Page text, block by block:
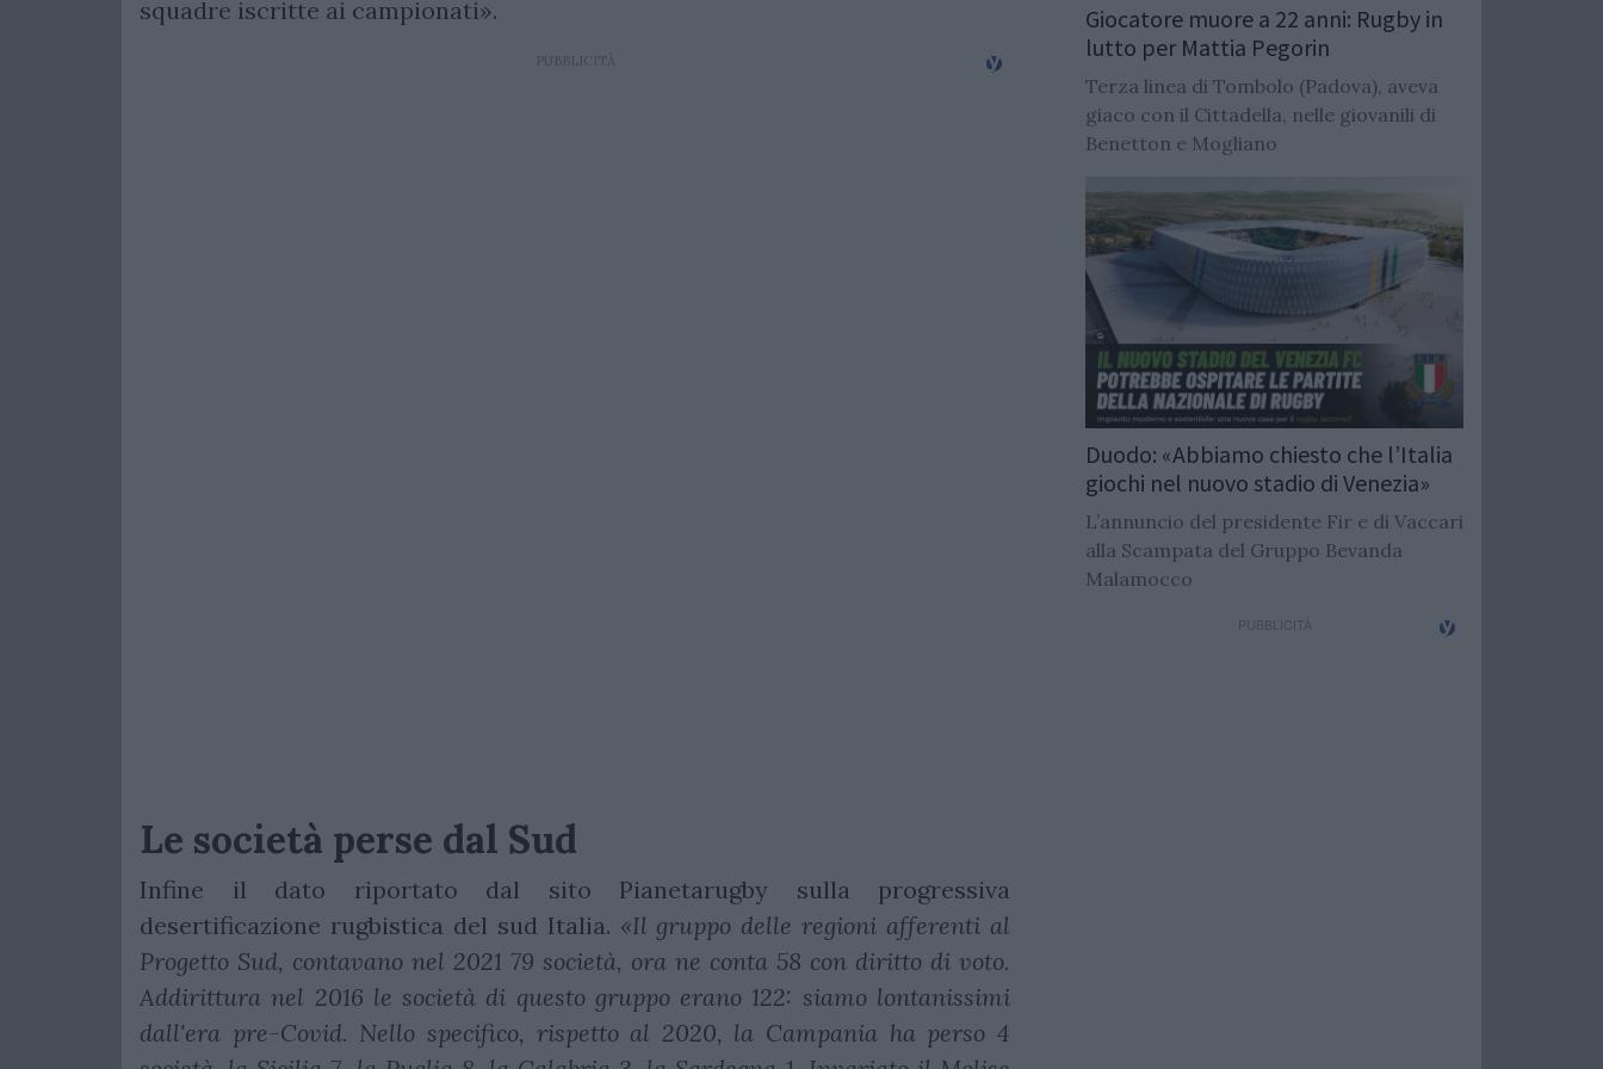
squadre iscritte ai campionati».
Le società perse dal Sud
Infine il dato riportato dal sito Pianetarugby sulla progressiva
desertificazione rugbistica del sud Italia. «Il gruppo delle regioni afferenti al
Progetto Sud, contavano nel 2021 79 società, ora ne conta 58 con diritto di voto.
Addirittura nel 2016 le società di questo gruppo erano 122: siamo lontanissimi
dall'era pre-Covid. Nello specifico, rispetto al 2020, la Campania ha perso 4
Giocatore muore a 22 anni: Rugby in
lutto per Mattia Pegorin
Terza linea di Tombolo (Padova), aveva
giaco con il Cittadella, nelle giovanili di
Benetton e Mogliano
Duodo: «Abbiamo chiesto che l’Italia
giochi nel nuovo stadio di Venezia»
L’annuncio del presidente Fir e di Vaccari
alla Scampata del Gruppo Bevanda
Malamocco